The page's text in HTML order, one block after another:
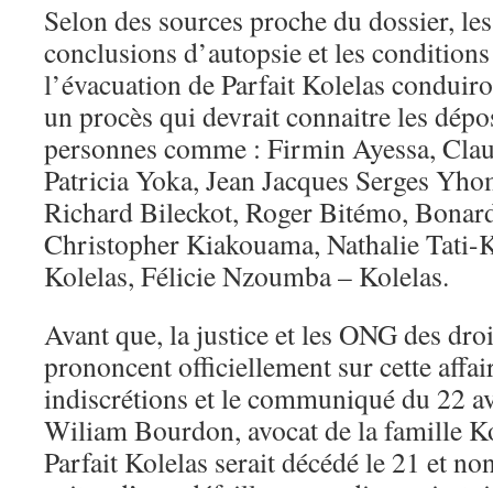
Selon des sources proche du dossier,
conclusions d’autopsie et les
l’évacuation de Parfait Kolelas
un procès qui devrait connaitre les
personnes comme : Firmin Ayessa,
Patricia Yoka, Jean Jacques Serges
Richard Bileckot, Roger Bitémo,
Christopher Kiakouama, Nathalie Tati-
Kolelas, Félicie Nzoumba – Kolelas.
Avant que, la justice et les ONG des
prononcent officiellement sur cette
indiscrétions et le communiqué du 22
Wiliam Bourdon, avocat de la famille
Parfait Kolelas serait décédé le 21 et